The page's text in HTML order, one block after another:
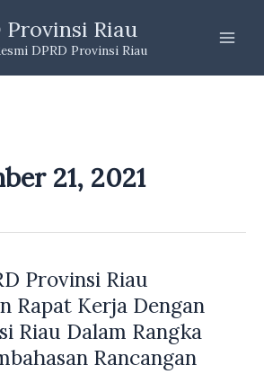
Provinsi Riau
DPRD Provinsi Riau
21, 2021
Provinsi Riau
Rapat Kerja Dengan
Riau Dalam Rangka
Rancangan